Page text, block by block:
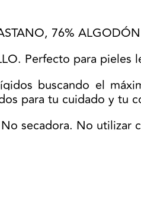
76% ALGODÓN
Perfecto para
buscando el
para tu cuidado y tu
secadora. No utilizar